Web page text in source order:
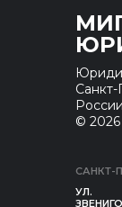
России
©
САНКТ-
УЛ.